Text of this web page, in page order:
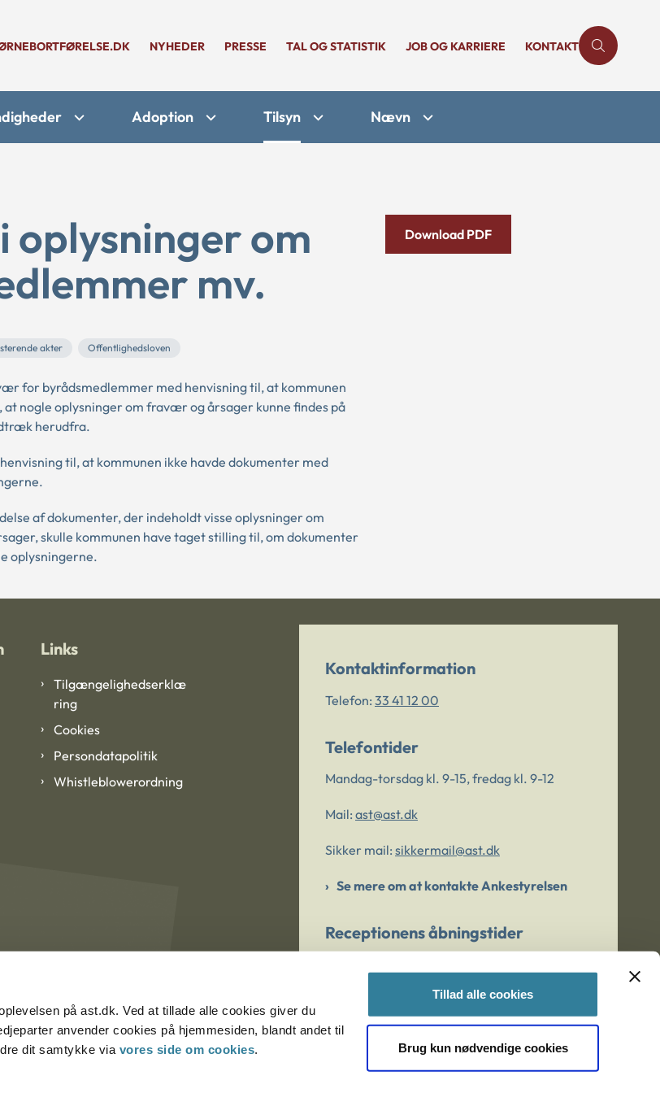
på ast.dk. Ved at tillade alle cookies giver du
anvender cookies på hjemmesiden, blandt andet til
dit samtykke via vores side om cookies.
Tillad alle cookies
Brug kun nødvendige cookies
NYHEDER PRESSE TAL OG STATISTIK JOB OG KARRIERE KONTAKT
Adoption Tilsyn Nævn
oplysninger om
mv.
akter Offentlighedsloven
for byrådsmedlemmer med henvisning til, at kommunen
nogle oplysninger om fravær og årsager kunne findes på
herudfra.
til, at kommunen ikke havde dokumenter med
af dokumenter, der indeholdt visse oplysninger om
skulle kommunen have taget stilling til, om dokumenter
oplysningerne.
Download PDF
Links
Tilgængelighedserklæ
ring
Cookies
Persondatapolitik
Whistleblowerordning
Kontaktinformation
Telefon: 33 41 12 00
Telefontider
Mandag-torsdag kl. 9-15, fredag kl. 9-12
Mail: ast@ast.dk
Sikker mail: sikkermail@ast.dk
Se mere om at kontakte Ankestyrelsen
Receptionens åbningstider
Er du bekymret for et barn/en ung?